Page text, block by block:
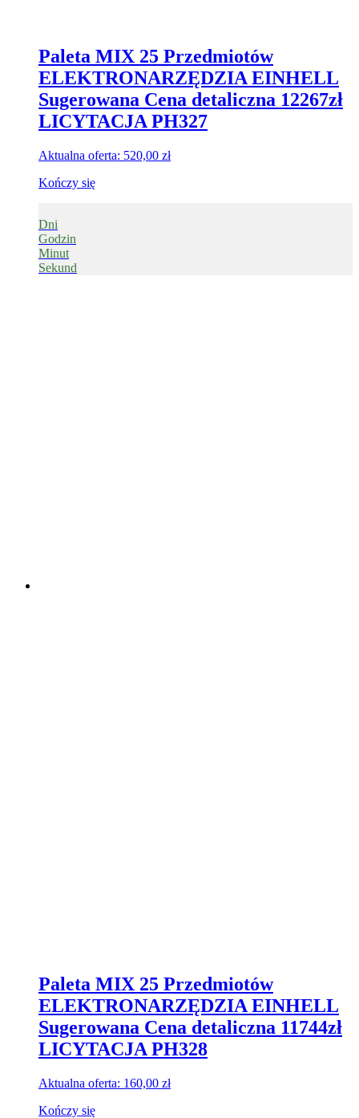
Paleta MIX 25 Przedmiotów
ELEKTRONARZĘDZIA EINHELL
Sugerowana Cena detaliczna 12267zł
LICYTACJA PH327
Aktualna oferta: 520,00 zł
Kończy się
Dni
Godzin
Minut
Sekund
Paleta MIX 25 Przedmiotów
ELEKTRONARZĘDZIA EINHELL
Sugerowana Cena detaliczna 11744zł
LICYTACJA PH328
Aktualna oferta: 160,00 zł
Kończy się